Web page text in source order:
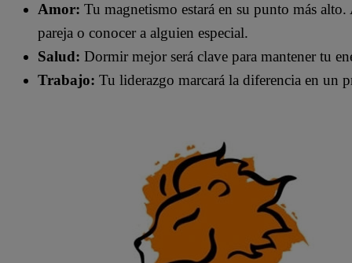
Amor: Tu magnetismo estará en su punto más
pareja o conocer a alguien especial.
Salud: Dormir mejor será clave para mantener tu
Trabajo: Tu liderazgo marcará la diferencia en un